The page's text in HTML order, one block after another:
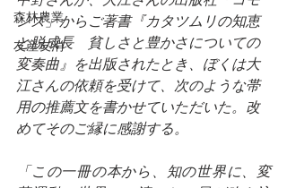
森林農業
友産友消
ンズ」からご著書『カタツムリの知恵
と脱成長　貧しさと豊かさについての
変奏曲』を出版されたとき、ぼくは大
江さんの依頼を受けて、次のような帯
用の推薦文を書かせていただいた。改
めてそのご縁に感謝する。
「この一冊の本から、知の世界に、変